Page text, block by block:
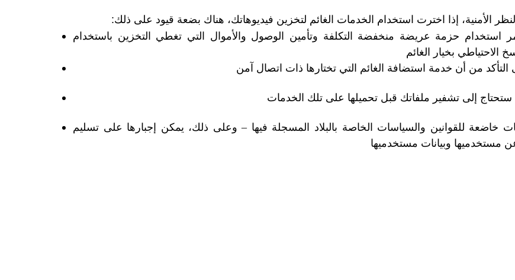
الأمنية، إذا اخترت استخدام الخدمات الغائم لتخزين فيديوهاتك، هناك بضعة قيود على ذلك:
استخدام حزمة عريضة منخفضة التكلفة وتأمين الوصول والأموال التي تغطي التخزين باستخدام
الاحتياطي بخيار الغائم
التأكد من أن خدمة استضافة الغائم التي تختارها ذات اتصال آمن
ستحتاج إلى تشفير ملفاتك قبل تحميلها على تلك الخدمات
خاضعة للقوانين والسياسات الخاصة بالبلاد المسجلة فيها – وعلى ذلك، يمكن إجبارها على تسليم
مستخدميها وبيانات مستخدميها